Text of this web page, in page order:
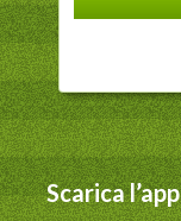
Scarica l’app